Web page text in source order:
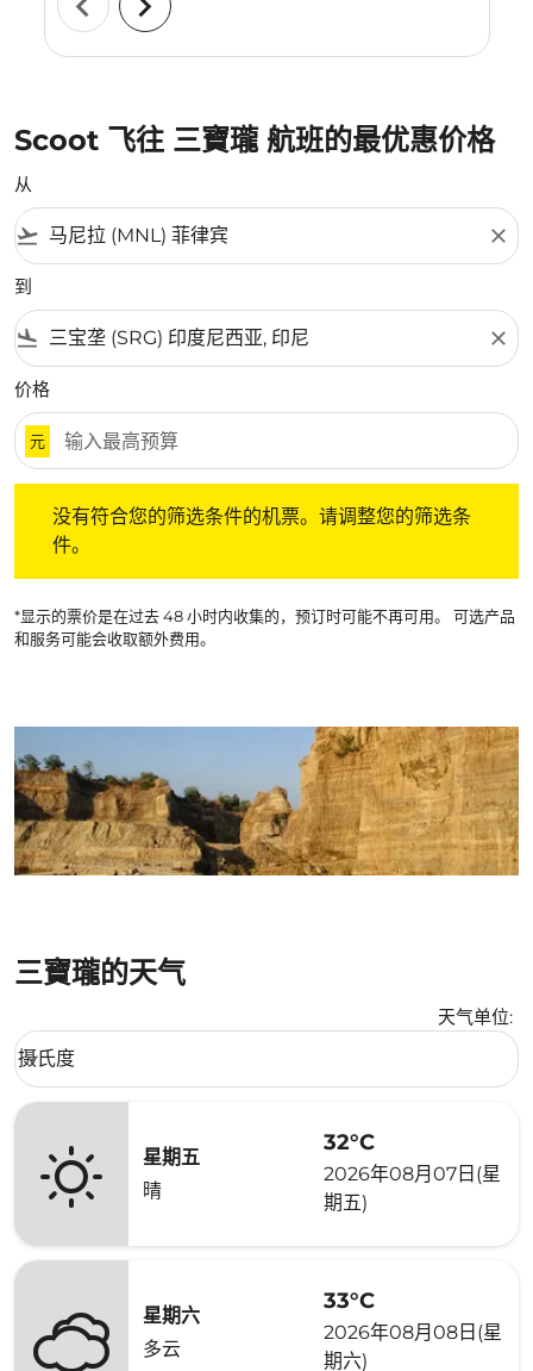
Scoot 飞往 三寶瓏 航班的最优惠价格
从
flight_takeoff close
到
flight_land close
价格
元
没有符合您的筛选条件的机票。请调整您的筛选条
件。
*显示的票价是在过去 48 小时内收集的，预订时可能不再可用。 可选产品
和服务可能会收取额外费用。
三寶瓏的天气
天气单位:
Weather unit option 摄氏度 Selected
摄氏度
keyboard_arrow_down
星期五
晴
32°C
2026年08月07日(星
期五)
星期六
多云
33°C
2026年08月08日(星
期六)